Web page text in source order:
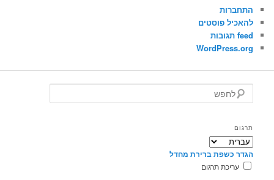
התחברות
להאכיל פוסטים
feed תגובות
WordPress.org
ח
ש
תרגום
הגדר כשפת ברירת מחדל
עריכת תרגום